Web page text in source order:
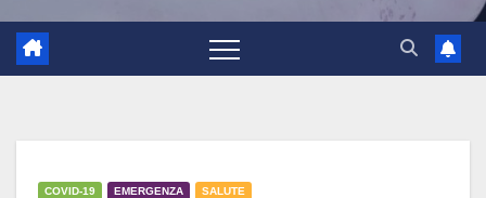
COVID-19 EMERGENZA SALUTE